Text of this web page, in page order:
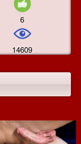
6
14609